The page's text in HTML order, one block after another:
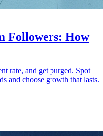
Followers: How
rate, and get purged. Spot
and choose growth that lasts.